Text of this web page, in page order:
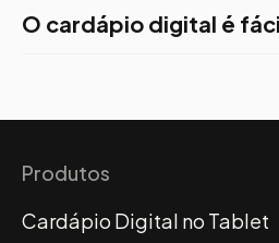
O cardápio digital é
Produtos
Cardápio Digital no Tablet